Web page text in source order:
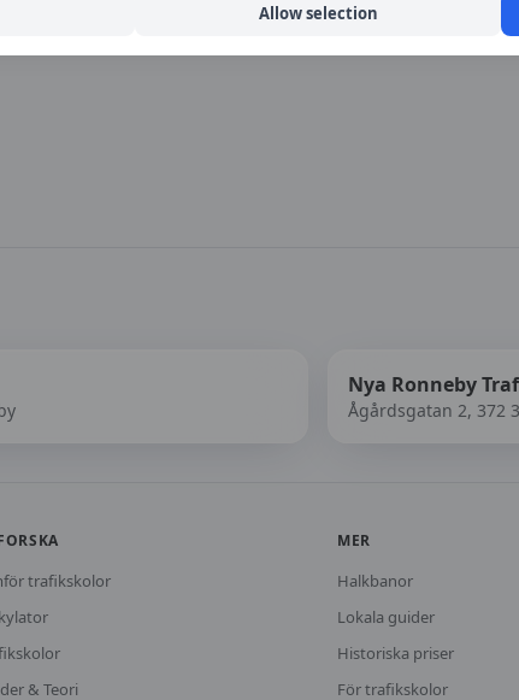
Nya Ronneby
Ågårdsgatan 2, 372
trafikskolor
& Teori
MER
Halkbanor
Lokala guider
Historiska priser
För trafikskolor
Allow selection